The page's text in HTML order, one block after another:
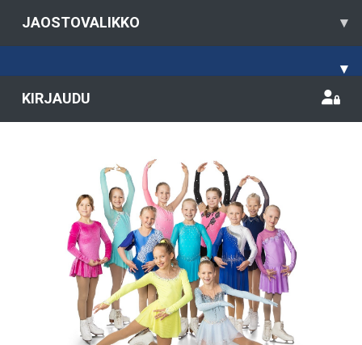
JAOSTOVALIKKO ▾
▾
KIRJAUDU